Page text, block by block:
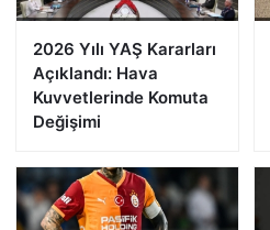
2026 Yılı YAŞ Kararları
Açıklandı: Hava
Kuvvetlerinde Komuta
Değişimi